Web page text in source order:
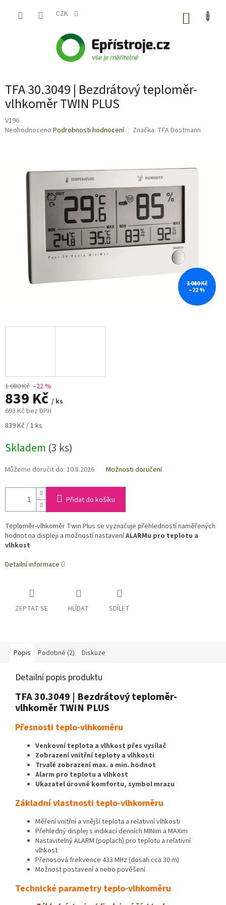
CZK
TFA 30.3049 | Bezdrátový teploměr-
vlhkoměr TWIN PLUS
V196
Průměrné
hvězdiček.
Neohodnoceno Podrobnosti hodnocení Značka: TFA Dostmann
1 080 Kč
–22 %
1 080 Kč –22 %
839 Kč / ks
693 Kč bez DPH
Měrná
839 Kč / 1 ks
Skladem (3 ks)
Můžeme doručit do: 10.8.2026 Možnosti doručení
Přidat do košíku
Teploměr-vlhkoměr Twin Plus se vyznačuje přehledností naměřených
hodnot na displeji a možností nastaveníALARMu pro teplotu a
vlhkost
Detailní informace
ZEPTAT SE HLÍDAT SDÍLET
Popis Podobné (2) Diskuze
Detailní popis produktu
TFA 30.3049 | Bezdrátový teploměr-
vlhkoměr TWIN PLUS
Přesnosti teplo-vlhkoměru
Venkovní teplota a vlhkost přes vysílač
Zobrazení vnitřní teploty a vlhkosti
Trvalé zobrazení max. a min. hodnot
Alarm pro teplotu a vlhkost
Ukazatel úrovně komfortu, symbol mrazu
Základní vlastnosti teplo-vlhkoměru
Měření vnitřní a vnější teplota a relativní vlhkosti
Přehledný displej s indikací denních MINim a MAXim
Nastavitelný ALARM (poplach) pro teplotu a relativní
vlhkost
Přenosová frekvence 433 MHz (dosah cca 30 m)
Možnost postavení a nebo pověšení
Technické parametry teplo-vlhkoměru